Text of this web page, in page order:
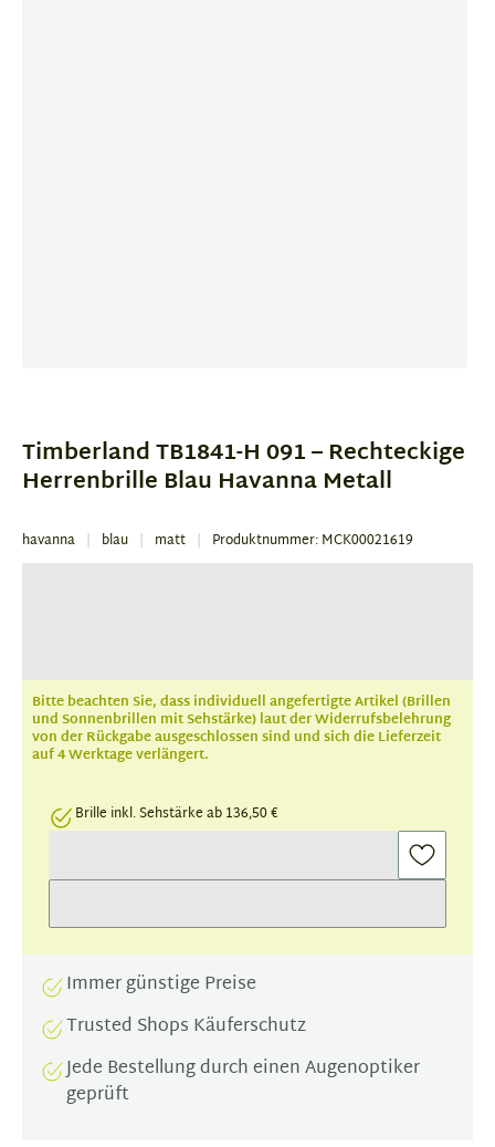
of
4
Timberland TB1841-H 091 – Rechteckige
Herrenbrille Blau Havanna Metall
havanna blau matt Produktnummer: MCK00021619
Bitte beachten Sie, dass individuell angefertigte Artikel (Brillen
und Sonnenbrillen mit Sehstärke) laut der Widerrufsbelehrung
von der Rückgabe ausgeschlossen sind und sich die Lieferzeit
auf 4 Werktage verlängert.
Brille inkl. Sehstärke ab 136,50 €
Immer günstige Preise
Trusted Shops Käuferschutz
Jede Bestellung durch einen Augenoptiker
geprüft